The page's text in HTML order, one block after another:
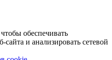
обеспечивать
и анализировать сетевой